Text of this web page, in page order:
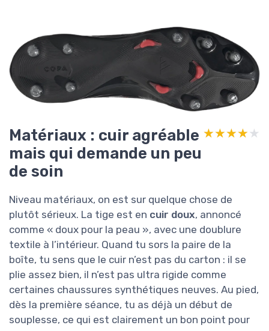
Matériaux : cuir agréable
mais qui demande un peu
de soin
★★★★★
★★★★★
Niveau matériaux, on est sur quelque chose de
plutôt sérieux. La tige est en cuir doux, annoncé
comme « doux pour la peau », avec une doublure
textile à l’intérieur. Quand tu sors la paire de la
boîte, tu sens que le cuir n’est pas du carton : il se
plie assez bien, il n’est pas ultra rigide comme
certaines chaussures synthétiques neuves. Au pied,
dès la première séance, tu as déjà un début de
souplesse, ce qui est clairement un bon point pour